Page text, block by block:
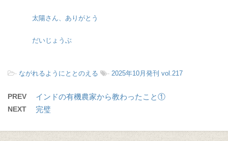
太陽さん、ありがとう
だいじょうぶ
- ながれるようにととのえる - 2025年10月発刊 vol.217
PREV インドの有機農家から教わったこと①
NEXT 完璧